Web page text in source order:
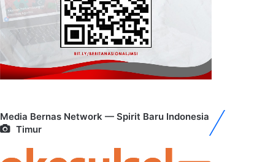
Media Bernas Network — Spirit Baru Indonesia
Timur